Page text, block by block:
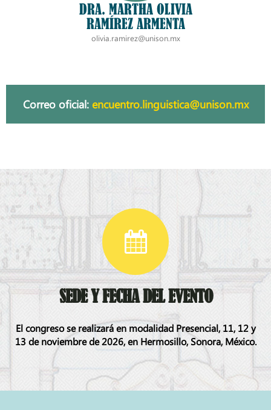
DRA. MARTHA OLIVIA
RAMÍREZ ARMENTA
olivia.ramirez@unison.mx
Correo oficial: encuentro.linguistica@unison.mx
SEDE Y FECHA DEL EVENTO
El congreso se realizará en modalidad Presencial, 11, 12 y
13 de noviembre de 2026, en Hermosillo, Sonora, México.